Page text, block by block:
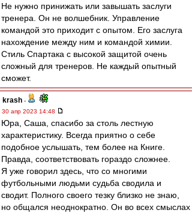
Не нужно принижать или завышать заслуги
тренера. Он не волшебник. Управление
командой это приходит с опытом. Его заслуга
нахождение между ним и командой химии.
Стиль Спартака с высокой защитой очень
сложный для тренеров. Не каждый опытный
сможет.
krash -
30 апр 2023 14:48
Юра, Саша, спасибо за столь лестную
характеристику. Всегда приятно о себе
подобное услышать, тем более на Книге.
Правда, соответствовать гораздо сложнее.
Я уже говорил здесь, что со многими
футбольными людьми судьба сводила и
сводит. Полного своего тезку близко не знаю,
но общался неоднократно. Он во всех смыслах